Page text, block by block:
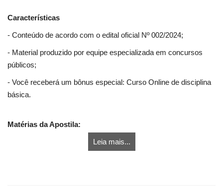
Características
- Conteúdo de acordo com o edital oficial Nº 002/2024;
- Material produzido por equipe especializada em concursos
públicos;
- Você receberá um bônus especial: Curso Online de disciplina
básica.
Matérias da Apostila:
Leia mais...